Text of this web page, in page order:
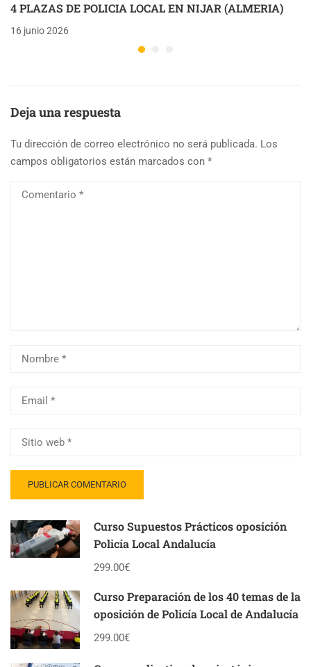
4 PLAZAS DE POLICIA LOCAL EN NIJAR (ALMERIA)
16 junio 2026
Deja una respuesta
Tu dirección de correo electrónico no será publicada. Los
campos obligatorios están marcados con *
Curso Supuestos Prácticos oposición
Policía Local Andalucía
299.00€
Curso Preparación de los 40 temas de la
oposición de Policía Local de Andalucía
299.00€